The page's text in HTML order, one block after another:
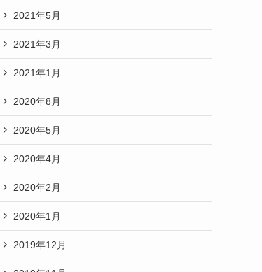
2021年5月
2021年3月
2021年1月
2020年8月
2020年5月
2020年4月
2020年2月
2020年1月
2019年12月